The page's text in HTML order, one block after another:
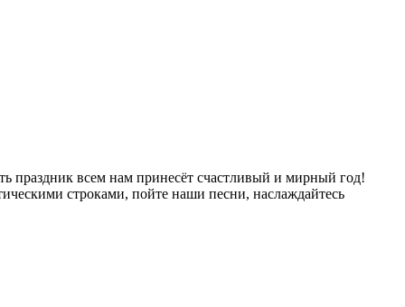
всем нам принесёт счастливый и мирный год!
строками, пойте наши песни, наслаждайтесь